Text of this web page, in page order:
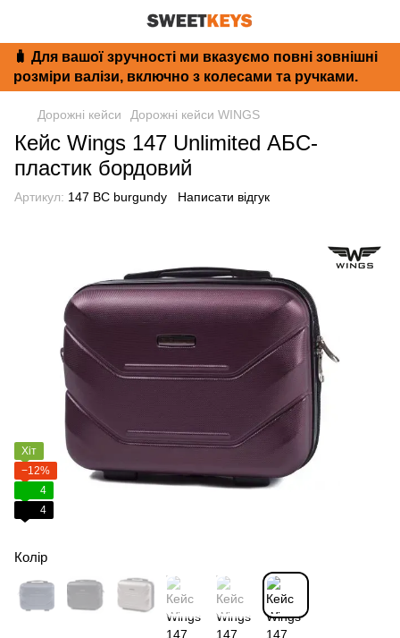
🧳 Для вашої зручності ми вказуємо повні зовнішні
розміри валізи, включно з колесами та ручками.
Дорожні кейси Дорожні кейси WINGS
Кейс Wings 147 Unlimited АБС-
пластик бордовий
Артикул: 147 BC burgundy Написати відгук
Хіт
−12%
4
4
Колір